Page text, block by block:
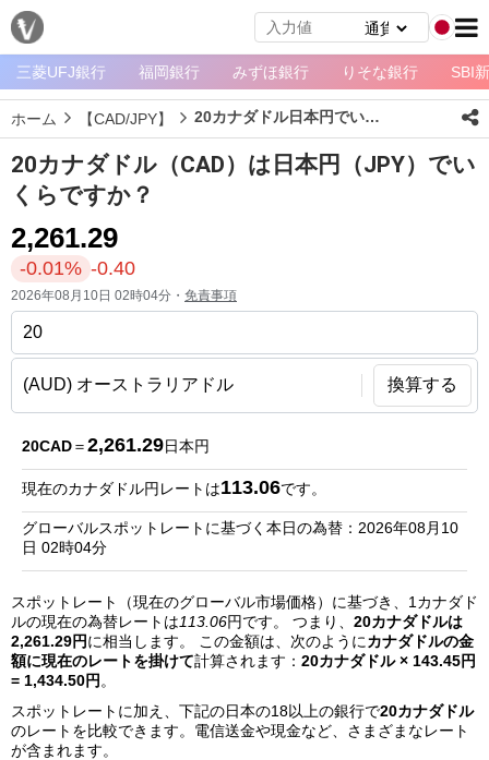
メ
ニ
ュ
ー
ホ
ム
ペ
ー
ジ
通
貨
一
覧
銀
行
リ
ス
ト
三菱UFJ銀行 福岡銀行 みずほ銀行 りそな銀行 SBI
ホーム 【CAD/JPY】 20カナダドル日本円でいくら？
20カナダドル（CAD）は日本円（JPY）でい
くらですか？
2,261.29
-0.01% -0.40
2026年08月10日 02時04分・ 免責事項
換算する
20CAD＝2,261.29日本円
現在のカナダドル円レートは113.06です。
グローバルスポットレートに基づく本日の為替：2026年08月10
日 02時04分
スポットレート（現在のグローバル市場価格）に基づき、1カナダド
ルの現在の為替レートは113.06円です。 つまり、 20カナダドルは
2,261.29円に相当します。 この金額は、次のようにカナダドルの金
額に現在のレートを掛けて計算されます： 20カナダドル × 143.45円
= 1,434.50円 。
スポットレートに加え、下記の日本の18以上の銀行で20カナダドル
のレートを比較できます。電信送金や現金など、さまざまなレート
が含まれます。